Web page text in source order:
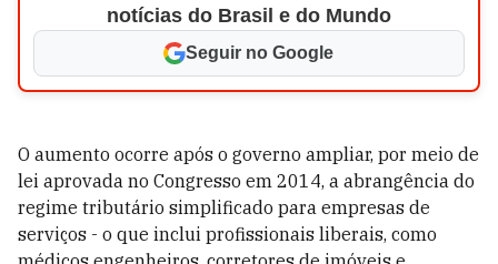
notícias do Brasil e do Mundo
Seguir no Google
O aumento ocorre após o governo ampliar, por meio de
lei aprovada no Congresso em 2014, a abrangência do
regime tributário simplificado para empresas de
serviços - o que inclui profissionais liberais, como